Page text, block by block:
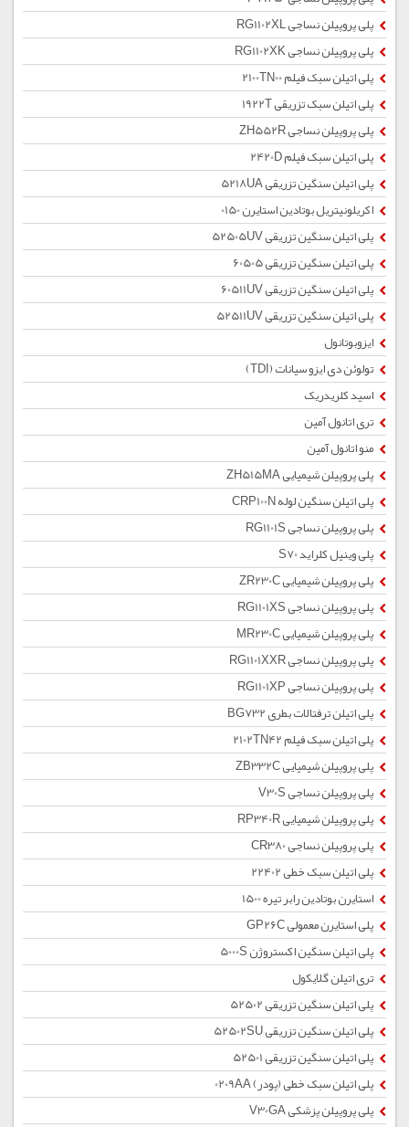
پلی پروپیلن نساجی RG1102XL
پلی پروپیلن نساجی RG1102XK
پلی اتیلن سبک فیلم 2100TN00
پلی اتیلن سبک تزریقی 1922T
پلی پروپیلن نساجی ZH552R
پلی اتیلن سبک فیلم 2420D
پلی اتیلن سنگین تزریقی 5218UA
اکریلونیتریل بوتادین استایرن 0150
پلی اتیلن سنگین تزریقی 52505UV
پلی اتیلن سنگین تزریقی 60505
پلی اتیلن سنگین تزریقی 60511UV
پلی اتیلن سنگین تزریقی 52511UV
ایزوبوتانول
تولوئن دی ایزو سیانات (TDI)
اسید کلریدریک
تری اتانول آمین
منو اتانول آمین
پلی پروپیلن شیمیایی ZH515MA
پلی اتیلن سنگین لوله CRP100N
پلی پروپیلن نساجی RG1101S
پلی وینیل کلراید S70
پلی پروپیلن شیمیایی ZR230C
پلی پروپیلن نساجی RG1101XS
پلی پروپیلن شیمیایی MR230C
پلی پروپیلن نساجی RG1101XXR
پلی پروپیلن نساجی RG1101XP
پلی اتیلن ترفتالات بطری BG732
پلی اتیلن سبک فیلم 2102TN42
پلی پروپیلن شیمیایی ZB332C
پلی پروپیلن نساجی V30S
پلی پروپیلن شیمیایی RP340R
پلی پروپیلن نساجی CR380
پلی اتیلن سبک خطی 22402
استایرن بوتادین رابر تیره 1500
پلی استایرن معمولی GP26C
پلی اتیلن سنگین اکستروژن 5000S
تری اتیلن گلایکول
پلی اتیلن سنگین تزریقی 52502
پلی اتیلن سنگین تزریقی 52502SU
پلی اتیلن سنگین تزریقی 52501
پلی اتیلن سبک خطی (پودر) 0209AA
پلی پروپیلن پزشکی V30GA